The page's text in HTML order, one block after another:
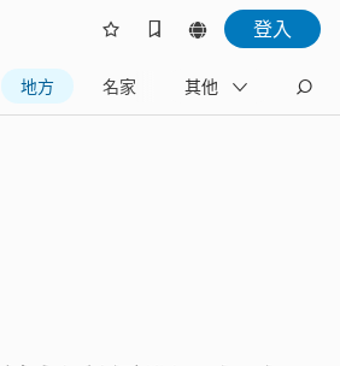
登入
地方 名家 其他